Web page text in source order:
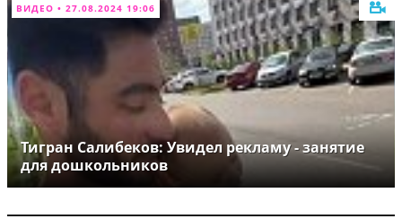
ВИДЕО • 27.08.2024 19:06
Тигран Салибеков: Увидел рекламу - занятие
для дошкольников